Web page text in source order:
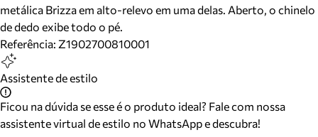
metálica Brizza em alto-relevo em uma delas. Aberto, o chinelo
de dedo exibe todo o pé.
Referência: Z1902700810001
Assistente de estilo
Ficou na dúvida se esse é o produto ideal? Fale com nossa
assistente virtual de estilo no WhatsApp e descubra!